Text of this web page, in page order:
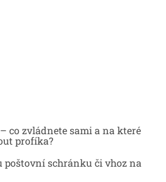
co zvládnete sami a na které
profíka?
schránku či vhoz na